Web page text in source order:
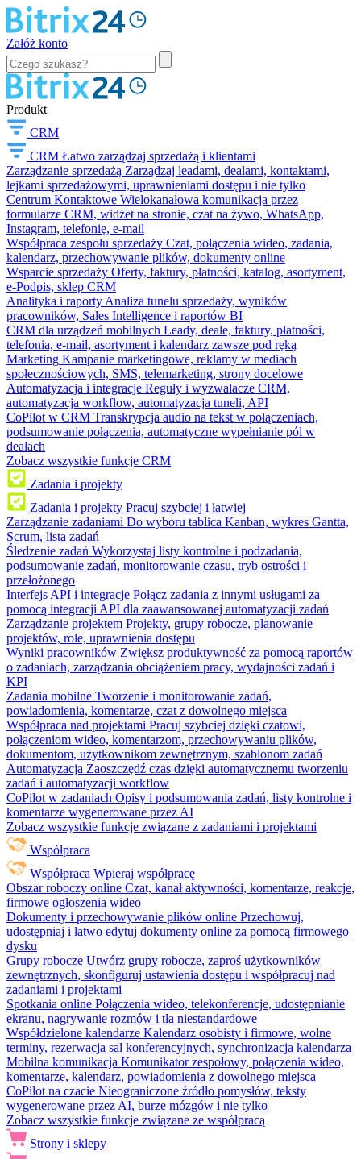
Załóż konto
Produkt
CRM
CRM Łatwo zarządzaj sprzedażą i klientami
Zarządzanie sprzedażą Zarządzaj leadami, dealami, kontaktami,
lejkami sprzedażowymi, uprawnieniami dostępu i nie tylko
Centrum Kontaktowe Wielokanałowa komunikacja przez
formularze CRM, widżet na stronie, czat na żywo, WhatsApp,
Instagram, telefonię, e-mail
Współpraca zespołu sprzedaży Czat, połączenia wideo, zadania,
kalendarz, przechowywanie plików, dokumenty online
Wsparcie sprzedaży Oferty, faktury, płatności, katalog, asortyment,
e-Podpis, sklep CRM
Analityka i raporty Analiza tunelu sprzedaży, wyników
pracowników, Sales Intelligence i raportów BI
CRM dla urządzeń mobilnych Leady, deale, faktury, płatności,
telefonia, e-mail, asortyment i kalendarz zawsze pod ręką
Marketing Kampanie marketingowe, reklamy w mediach
społecznościowych, SMS, telemarketing, strony docelowe
Automatyzacja i integracje Reguły i wyzwalacze CRM,
automatyzacja workflow, automatyzacja tuneli, API
CoPilot w CRM Transkrypcja audio na tekst w połączeniach,
podsumowanie połączenia, automatyczne wypełnianie pól w
dealach
Zobacz wszystkie funkcje CRM
Zadania i projekty
Zadania i projekty Pracuj szybciej i łatwiej
Zarządzanie zadaniami Do wyboru tablica Kanban, wykres Gantta,
Scrum, lista zadań
Śledzenie zadań Wykorzystaj listy kontrolne i podzadania,
podsumowanie zadań, monitorowanie czasu, tryb ostrości i
przełożonego
Interfejs API i integracje Połącz zadania z innymi usługami za
pomocą integracji API dla zaawansowanej automatyzacji zadań
Zarządzanie projektem Projekty, grupy robocze, planowanie
projektów, role, uprawnienia dostępu
Wyniki pracowników Zwiększ produktywność za pomocą raportów
o zadaniach, zarządzania obciążeniem pracy, wydajności zadań i
KPI
Zadania mobilne Tworzenie i monitorowanie zadań,
powiadomienia, komentarze, czat z dowolnego miejsca
Współpraca nad projektami Pracuj szybciej dzięki czatowi,
połączeniom wideo, komentarzom, przechowywaniu plików,
dokumentom, użytkownikom zewnętrznym, szablonom zadań
Automatyzacja Zaoszczędź czas dzięki automatycznemu tworzeniu
zadań i automatyzacji workflow
CoPilot w zadaniach Opisy i podsumowania zadań, listy kontrolne i
komentarze wygenerowane przez AI
Zobacz wszystkie funkcje związane z zadaniami i projektami
Współpraca
Współpraca Wpieraj współpracę
Obszar roboczy online Czat, kanał aktywności, komentarze, reakcje,
firmowe ogłoszenia wideo
Dokumenty i przechowywanie plików online Przechowuj,
udostępniaj i łatwo edytuj dokumenty online za pomocą firmowego
dysku
Grupy robocze Utwórz grupy robocze, zaproś użytkowników
zewnętrznych, skonfiguruj ustawienia dostępu i współpracuj nad
zadaniami i projektami
Spotkania online Połączenia wideo, telekonferencje, udostępnianie
ekranu, nagrywanie rozmów i tła niestandardowe
Współdzielone kalendarze Kalendarz osobisty i firmowe, wolne
terminy, rezerwacja sal konferencyjnych, synchronizacja kalendarza
Mobilna komunikacja Komunikator zespołowy, połączenia wideo,
komentarze, kalendarz, powiadomienia z dowolnego miejsca
CoPilot na czacie Nieograniczone źródło pomysłów, teksty
wygenerowane przez AI, burze mózgów i nie tylko
Zobacz wszystkie funkcje związane ze współpracą
Strony i sklepy